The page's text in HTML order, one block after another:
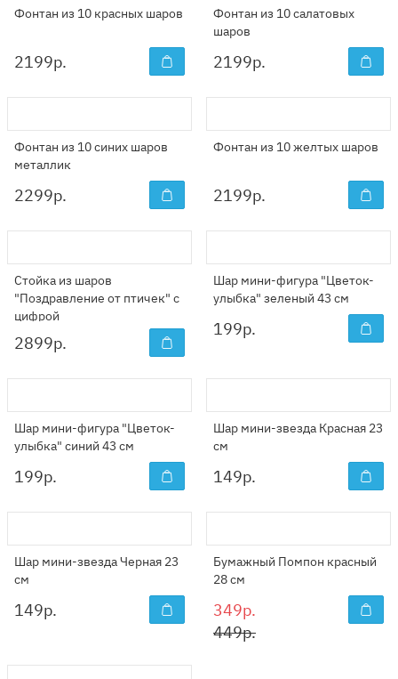
Фонтан из 10 красных шаров
2199р.
Фонтан из 10 салатовых
шаров
2199р.
Фонтан из 10 синих шаров
металлик
2299р.
Фонтан из 10 желтых шаров
2199р.
Стойка из шаров
"Поздравление от птичек" с
цифрой
2899р.
Шар мини-фигура "Цветок-
улыбка" зеленый 43 см
199р.
Шар мини-фигура "Цветок-
улыбка" синий 43 см
199р.
Шар мини-звезда Красная 23
см
149р.
Шар мини-звезда Черная 23
см
149р.
Бумажный Помпон красный
28 см
349р.
449р.